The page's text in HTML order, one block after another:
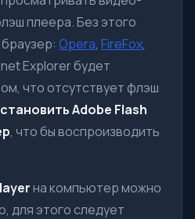
плеера. Без этого
Opera, FireFox,
Explorer будет
что отсутствует флэш
Adobe Flash
, что бы воспроизводить
на компьютер можно
для этого следует